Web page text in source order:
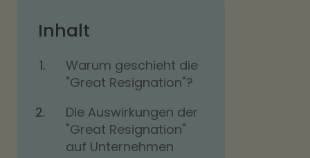
Inhalt
Warum geschieht die
"Great Resignation"?
Die Auswirkungen der
"Great Resignation"
auf Unternehmen